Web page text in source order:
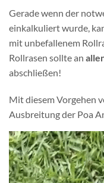
Gerade wenn der
einkalkuliert wurde,
mit unbefallenem
Rollrasen sollte an
abschließen!
Mit diesem Vorgehen
Ausbreitung der Poa